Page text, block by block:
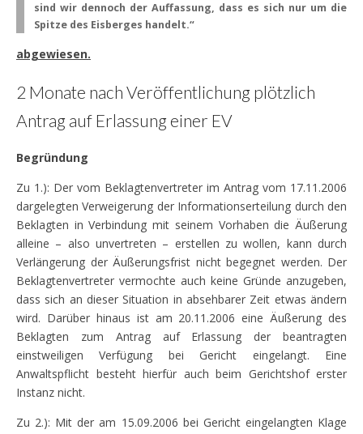
sind wir dennoch der Auffassung, dass es sich nur um die
Spitze des Eisberges handelt.“
abgewiesen.
2 Monate nach Veröffentlichung plötzlich
Antrag auf Erlassung einer EV
Begründung
Zu 1.): Der vom Beklagtenvertreter im Antrag vom 17.11.2006
dargelegten Verweigerung der Informationserteilung durch den
Beklagten in Verbindung mit seinem Vorhaben die Äußerung
alleine – also unvertreten – erstellen zu wollen, kann durch
Verlängerung der Äußerungsfrist nicht begegnet werden. Der
Beklagtenvertreter vermochte auch keine Gründe anzugeben,
dass sich an dieser Situation in absehbarer Zeit etwas ändern
wird. Darüber hinaus ist am 20.11.2006 eine Äußerung des
Beklagten zum Antrag auf Erlassung der beantragten
einstweiligen Verfügung bei Gericht eingelangt. Eine
Anwaltspflicht besteht hierfür auch beim Gerichtshof erster
Instanz nicht.
Zu 2.): Mit der am 15.09.2006 bei Gericht eingelangten Klage